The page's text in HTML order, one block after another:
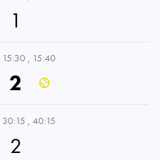
1
15:30 , 15:40
2
30:15 , 40:15
2